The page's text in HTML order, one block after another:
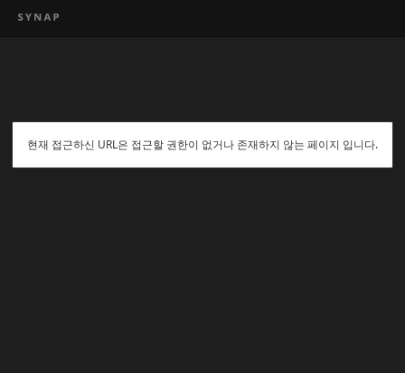
현재 접근하신 URL은 접근할 권한이 없거나 존재하지 않는 페이지 입니다.